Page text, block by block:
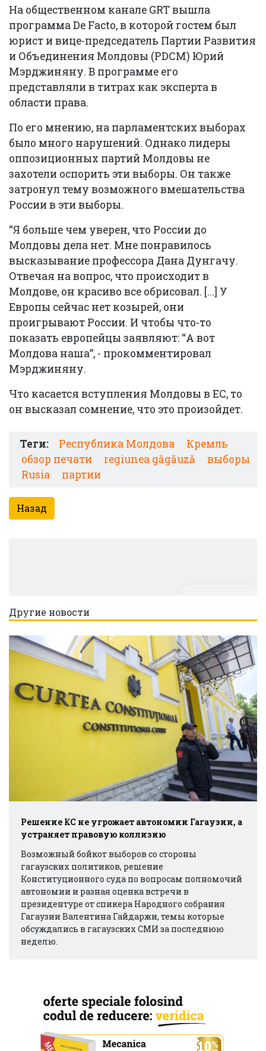
На общественном канале GRT вышла
программа De Facto, в которой гостем был
юрист и вице-председатель Партии Развития
и Объединения Молдовы (PDCM) Юрий
Мэрджиняну. В программе его
представляли в титрах как эксперта в
области права.
По его мнению, на парламентских выборах
было много нарушений. Однако лидеры
оппозиционных партий Молдовы не
захотели оспорить эти выборы. Он также
затронул тему возможного вмешательства
России в эти выборы.
“Я больше чем уверен, что России до
Молдовы дела нет. Мне понравилось
высказывание профессора Дана Дунгачу.
Отвечая на вопрос, что происходит в
Молдове, он красиво все обрисовал. [...] У
Европы сейчас нет козырей, они
проигрывают России. И чтобы что-то
показать европейцы заявляют: “А вот
Молдова наша”, - прокомментировал
Мэрджиняну.
Что касается вступления Молдовы в ЕС, то
он высказал сомнение, что это произойдет.
Теги: Республика Молдова
Кремль
обзор печати
regiunea găgăuză
выборы
Rusia
партии
Назад
Другие новости
Решение КС не угрожает автономии Гагаузии, а
устраняет правовую коллизию
Возможный бойкот выборов со стороны
гагаузских политиков, решение
Конституционного суда по вопросам полномочий
автономии и разная оценка встречи в
президентуре от спикера Народного собрания
Гагаузии Валентина Гайдаржи, темы которые
обсуждались в гагаузских СМИ за последнюю
неделю.